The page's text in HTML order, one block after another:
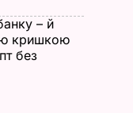
– й
кришкою
без